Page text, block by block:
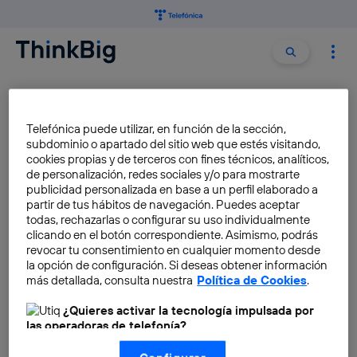
Buscar
Telefónica, el nuevo partner
tecnológico de Basque
Culinary Center
Marisol Peña
Telefónica y el BID renuevan
la Alianza Estratégica para
Latinoamérica
Telefónica puede utilizar, en función de la sección,
subdominio o apartado del sitio web que estés visitando,
cookies propias y de terceros con fines técnicos, analíticos,
de personalización, redes sociales y/o para mostrarte
publicidad personalizada en base a un perfil elaborado a
partir de tus hábitos de navegación. Puedes aceptar
todas, rechazarlas o configurar su uso individualmente
clicando en el botón correspondiente. Asimismo, podrás
revocar tu consentimiento en cualquier momento desde
la opción de configuración. Si deseas obtener información
más detallada, consulta nuestra Política de Cookies.
¿Quieres activar la tecnología impulsada por
las operadoras de telefonía?
Nosotros, Telefónica S.A., utilizamos la tecnología Utiq para